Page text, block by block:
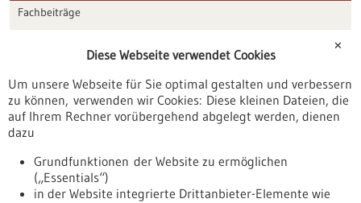
Fachbeiträge
Veranstaltungen
Erscheinungsdatum
✕
Diese Webseite verwendet Cookies
Um unsere Webseite für Sie optimal gestalten und verbessern
zu können, verwenden wir Cookies: Diese kleinen Dateien, die
auf Ihrem Rechner vorübergehend abgelegt werden, dienen
dazu
Grundfunktionen der Website zu ermöglichen
(„Essentials“)
in der Website integrierte Drittanbieter-Elemente wie